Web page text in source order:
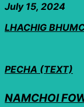
July 15, 2024
LHACHIG
PECHA (TEXT)
NAMCHOI